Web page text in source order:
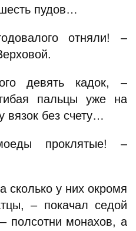
пудов…
отняли! –
девять кадок, –
пальцы уже на
вязок без счету…
проклятые! –
сколько у них окромя
– покачал седой
полсотни монахов, а